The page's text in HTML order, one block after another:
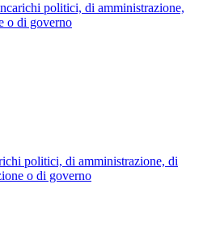
politici, di amministrazione,
o di governo
politici, di amministrazione, di
o di governo